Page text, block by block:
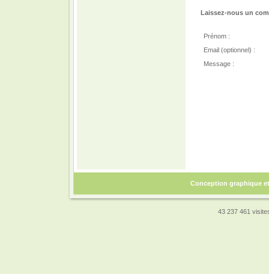
Laissez-nous un
Prénom :
Email (optionnel) :
Message :
Conception graphique
43 237 461